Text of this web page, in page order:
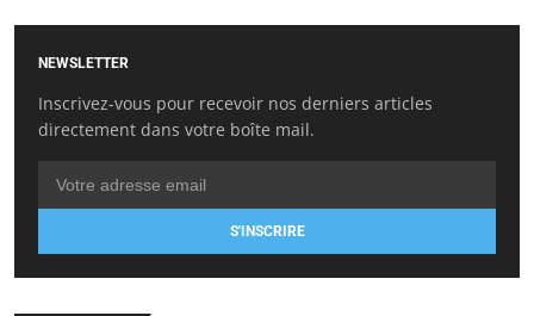
NEWSLETTER
Inscrivez-vous pour recevoir nos derniers articles
directement dans votre boîte mail.
S'INSCRIRE